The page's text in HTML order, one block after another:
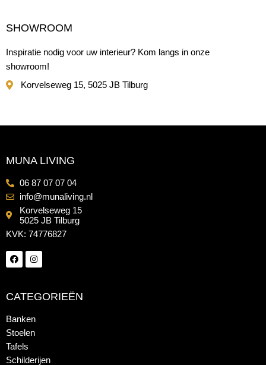
SHOWROOM
Inspiratie nodig voor uw interieur? Kom langs in onze
showroom!
Korvelseweg 15, 5025 JB Tilburg
MUNA LIVING
06 87 07 07 04
info@munaliving.nl
Korvelseweg 15
5025 JB Tilburg
KVK: 74776827
CATEGORIEËN
Banken
Stoelen
Tafels
Schilderijen